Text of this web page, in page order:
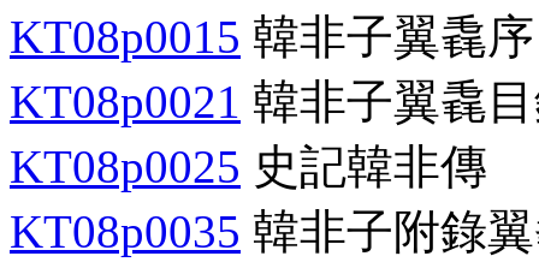
KT08p0015 韓非子翼毳序
KT08p0021 韓非子翼毳
KT08p0025 史記韓非傳
KT08p0035 韓非子附錄